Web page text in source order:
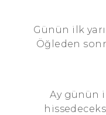
Günün ilk
Öğleden
Ay günün